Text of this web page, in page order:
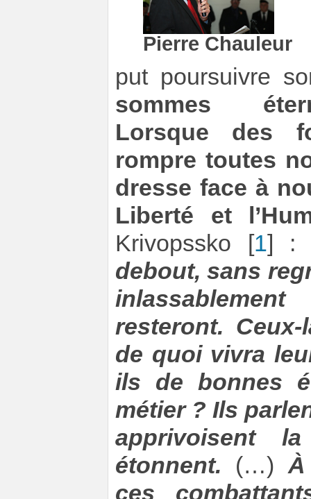
Pierre Chauleur
put poursuivre
sommes
Lorsque des
rompre toutes
dresse face à
Liberté et
Krivopssko [1]
debout, sans
resteront.
de quoi vivra
ils de bonnes
métier ? Ils
apprivoisent
étonnent.
(…)
ces